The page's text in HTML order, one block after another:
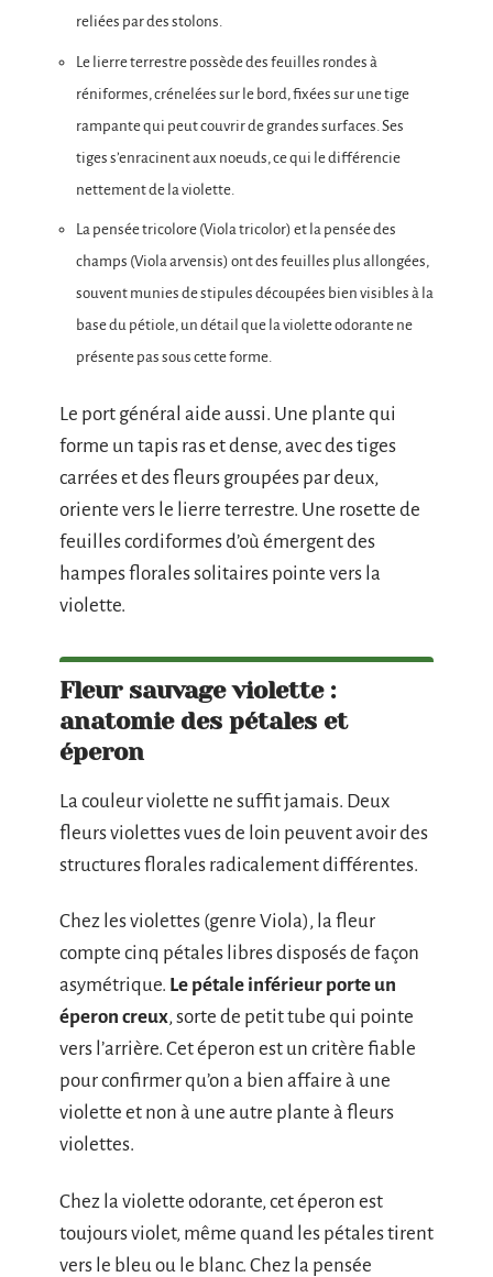
reliées par des stolons.
Le lierre terrestre possède des feuilles rondes à
réniformes, crénelées sur le bord, fixées sur une tige
rampante qui peut couvrir de grandes surfaces. Ses
tiges s’enracinent aux noeuds, ce qui le différencie
nettement de la violette.
La pensée tricolore (Viola tricolor) et la pensée des
champs (Viola arvensis) ont des feuilles plus allongées,
souvent munies de stipules découpées bien visibles à la
base du pétiole, un détail que la violette odorante ne
présente pas sous cette forme.
Le port général aide aussi. Une plante qui
forme un tapis ras et dense, avec des tiges
carrées et des fleurs groupées par deux,
oriente vers le lierre terrestre. Une rosette de
feuilles cordiformes d’où émergent des
hampes florales solitaires pointe vers la
violette.
Fleur sauvage violette :
anatomie des pétales et
éperon
La couleur violette ne suffit jamais. Deux
fleurs violettes vues de loin peuvent avoir des
structures florales radicalement différentes.
Chez les violettes (genre Viola), la fleur
compte cinq pétales libres disposés de façon
asymétrique. Le pétale inférieur porte un
éperon creux, sorte de petit tube qui pointe
vers l’arrière. Cet éperon est un critère fiable
pour confirmer qu’on a bien affaire à une
violette et non à une autre plante à fleurs
violettes.
Chez la violette odorante, cet éperon est
toujours violet, même quand les pétales tirent
vers le bleu ou le blanc. Chez la pensée